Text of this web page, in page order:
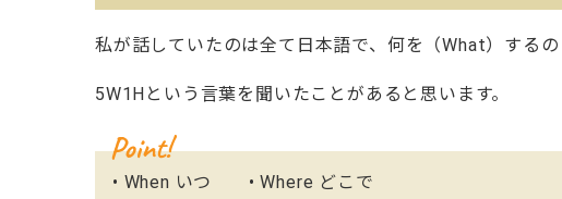
私が話していたのは全て日本語で、何を（What）するの
5W1Hという言葉を聞いたことがあると思います。
• When いつ • Where どこで